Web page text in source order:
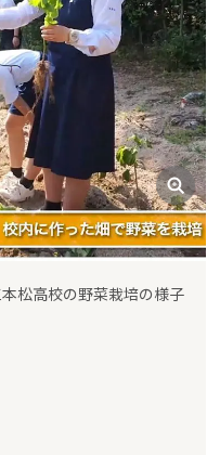
松高校の野菜栽培の様子